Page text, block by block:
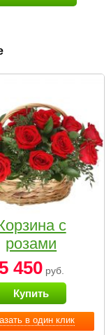
в один клик
с
розами
«Красный
Париж»
5 450руб.
Купить